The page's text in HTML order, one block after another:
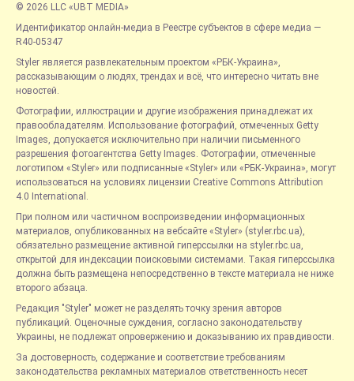
© 2026 LLC «UBT MEDIA»
Идентификатор онлайн-медиа в Реестре субъектов в сфере медиа —
R40-05347
Styler является развлекательным проектом «РБК-Украина»,
рассказывающим о людях, трендах и всё, что интересно читать вне
новостей.
Фотографии, иллюстрации и другие изображения принадлежат их
правообладателям. Использование фотографий, отмеченных Getty
Images, допускается исключительно при наличии письменного
разрешения фотоагентства Getty Images. Фотографии, отмеченные
логотипом «Styler» или подписанные «Styler» или «РБК-Украина», могут
использоваться на условиях лицензии Creative Commons Attribution
4.0 International.
При полном или частичном воспроизведении информационных
материалов, опубликованных на вебсайте «Styler» (styler.rbc.ua),
обязательно размещение активной гиперссылки на styler.rbc.ua,
открытой для индексации поисковыми системами. Такая гиперссылка
должна быть размещена непосредственно в тексте материала не ниже
второго абзаца.
Редакция "Styler" может не разделять точку зрения авторов
публикаций. Оценочные суждения, согласно законодательству
Украины, не подлежат опровержению и доказыванию их правдивости.
За достоверность, содержание и соответствие требованиям
законодательства рекламных материалов ответственность несет